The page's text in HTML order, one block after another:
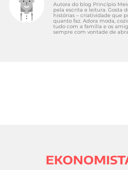
Autora do blog Princípio
pela escrita e leitura. Gosta
histórias – criatividade que
quanto faz. Adora moda,
tudo com a família e os
sempre com vontade de